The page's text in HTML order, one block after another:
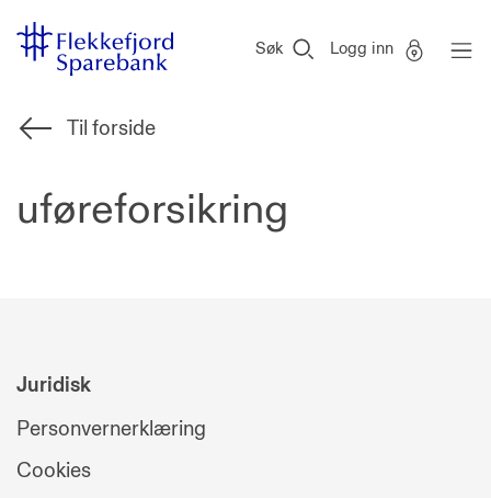
Gå til sideinnhold
Sparebank
Søk Logg inn
Til forside
uføreforsikring
Juridisk
Personvernerklæring
Cookies
er
Miljøfyrtårn-